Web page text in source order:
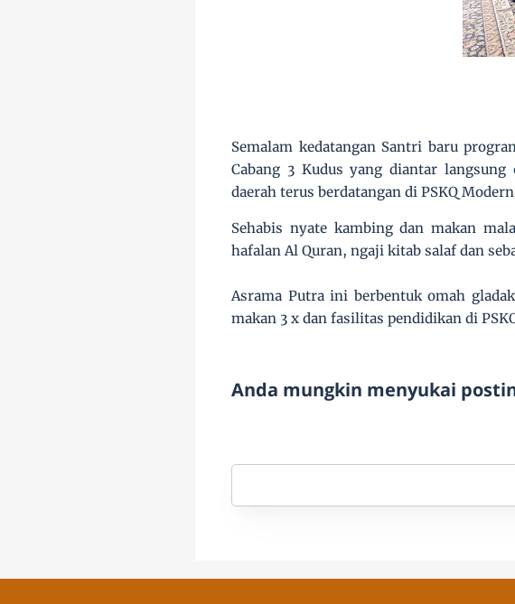
Semalam kedatangan Santri baru
Cabang 3 Kudus yang diantar
daerah terus berdatangan di PSKQ
Sehabis nyate kambing dan makan
hafalan Al Quran, ngaji kitab salaf dan
Asrama Putra ini berbentuk omah
makan 3 x dan fasilitas pendidikan di
Anda mungkin menyukai